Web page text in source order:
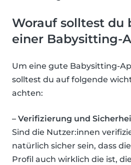
Worauf solltest du
einer Babysitting-
Um eine gute Babysitting-
solltest du auf folgende
achten:
– Verifizierung und
Sind die Nutzer:innen
natürlich sicher sein, dass
Profil auch wirklich die ist,